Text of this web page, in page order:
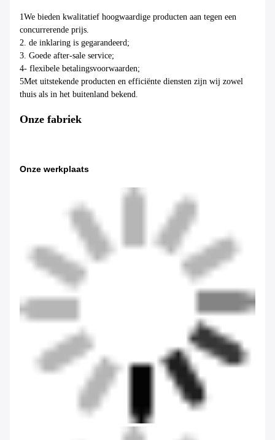
1We bieden kwalitatief hoogwaardige producten aan tegen een
concurrerende prijs.
2. de inklaring is gegarandeerd;
3. Goede after-sale service;
4- flexibele betalingsvoorwaarden;
5Met uitstekende producten en efficiënte diensten zijn wij zowel
thuis als in het buitenland bekend.
Onze fabriek
Onze werkplaats